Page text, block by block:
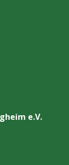
e.V.